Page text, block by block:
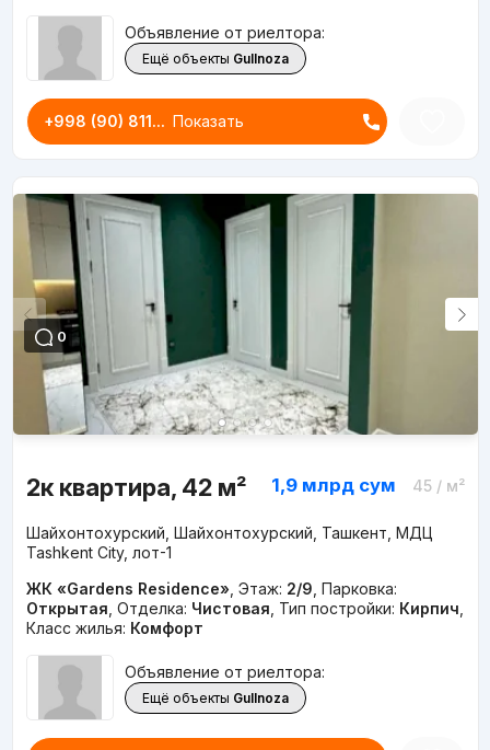
Объявление от риелтора:
Ещё объекты Gullnoza
+998 (90) 811... Показать
0
2к квартира, 42 м² 1,9 млрд сум 45/ м²
Шайхонтохурский, Шайхонтохурский, Ташкент, МДЦ
Tashkent City, лот-1
ЖК «Gardens Residence» Этаж: 2/9 Парковка:
Открытая Отделка: Чистовая Тип постройки: Кирпич
Класс жилья: Комфорт
Объявление от риелтора:
Ещё объекты Gullnoza